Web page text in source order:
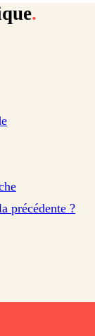
.
précédente ?